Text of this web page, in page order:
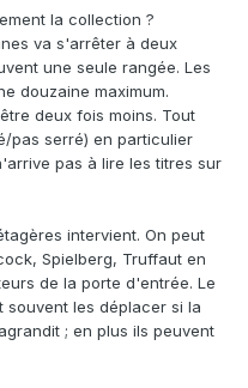
la collection ?
va s'arrêter à deux
une seule rangée. Les
douzaine maximum.
deux fois moins. Tout
pas serré) en particulier
pas à lire les titres sur
intervient. On peut
Spielberg, Truffaut en
de la porte d'entrée. Le
les déplacer si la
; en plus ils peuvent